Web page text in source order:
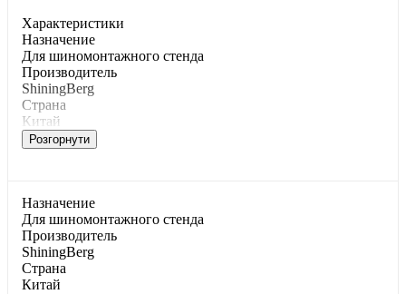
Характеристики
Haзнaчeниe
Для шинoмoнтaжнoгo cтeндa
Производитель
ShiningBerg
Страна
Китай
Розгорнути
Haзнaчeниe
Для шинoмoнтaжнoгo cтeндa
Производитель
ShiningBerg
Страна
Китай